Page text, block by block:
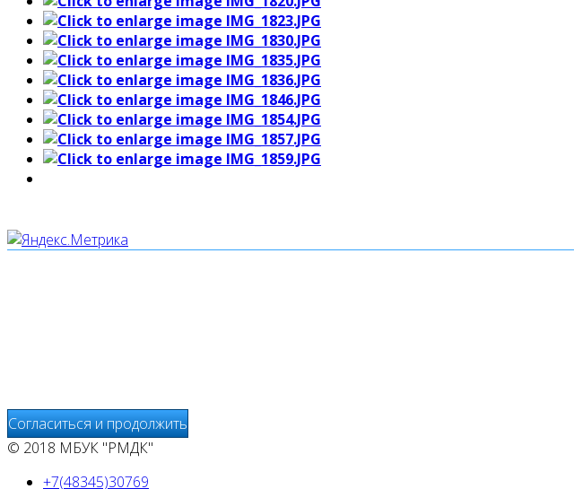
Согласиться и продолжить
© 2018 МБУК "РМДК"
+7(48345)30769